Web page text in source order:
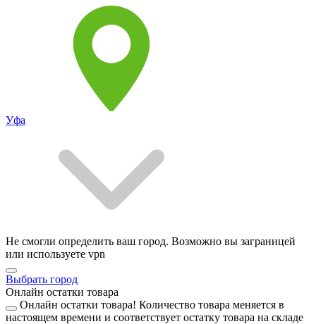
Уфа
Не смогли определить ваш город. Возможно вы заграницей
или используете vpn
Выбрать город
Онлайн остатки товара
Онлайн остатки товара! Количество товара меняется в
настоящем времени и соответствует остатку товара на складе